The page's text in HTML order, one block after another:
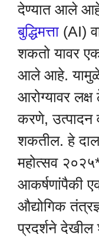
देण्यात आले
बुद्धिमत्ता (AI)
शकतो यावर
आले आहे. यामुळे
आरोग्यावर लक्ष
करणे, उत्पादन
शकतील. हे
महोत्सव
आकर्षणांपैकी
औद्योगिक
प्रदर्शने देखील